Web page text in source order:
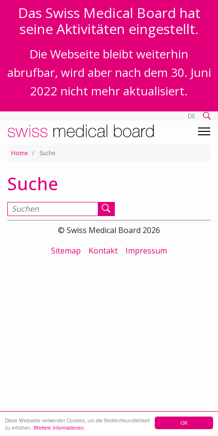
OK
Diese Webseite verwendet Cookies, um die Bedienfreundlichkeit
zu erhöhen. Weitere Informationen.
Das Swiss Medical Board hat
seine Aktivitäten eingestellt.
Die Webseite bleibt weiterhin
abrufbar, wird aber nach dem 30. Juni
2022 nicht mehr aktualisiert.
DE
Home Suche
Suche
Suchen nach
© Swiss Medical Board 2026
Sitemap
Kontakt Impressum